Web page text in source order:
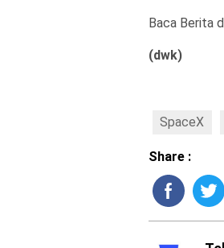
Baca Berita
(dwk)
SpaceX
Share :